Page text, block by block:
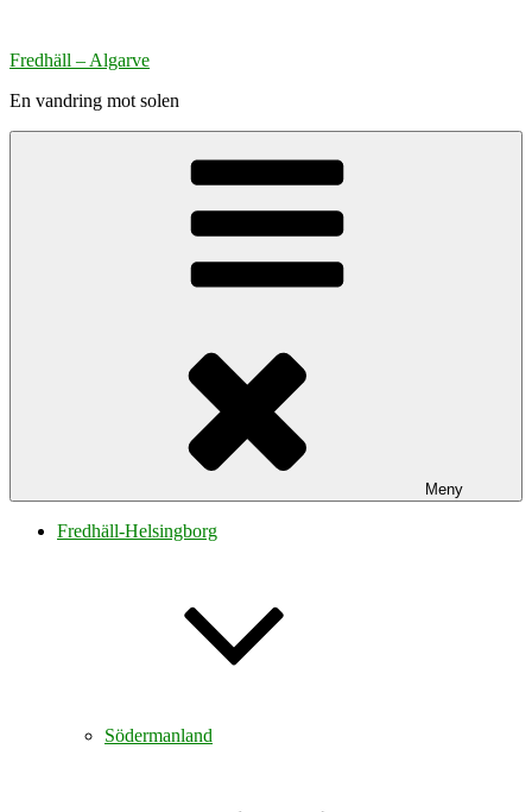
innehåll
Fredhäll – Algarve
En vandring mot solen
Meny
Fredhäll-Helsingborg
Södermanland